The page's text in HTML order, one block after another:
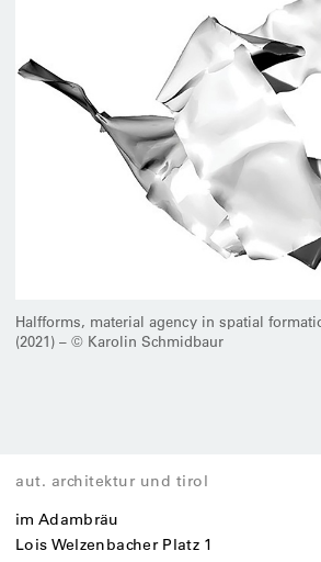
Halfforms, material agency in spatial
(2021) – © Karolin Schmidbaur
aut. architektur und tirol
im Adambräu
Lois Welzenbacher Platz 1